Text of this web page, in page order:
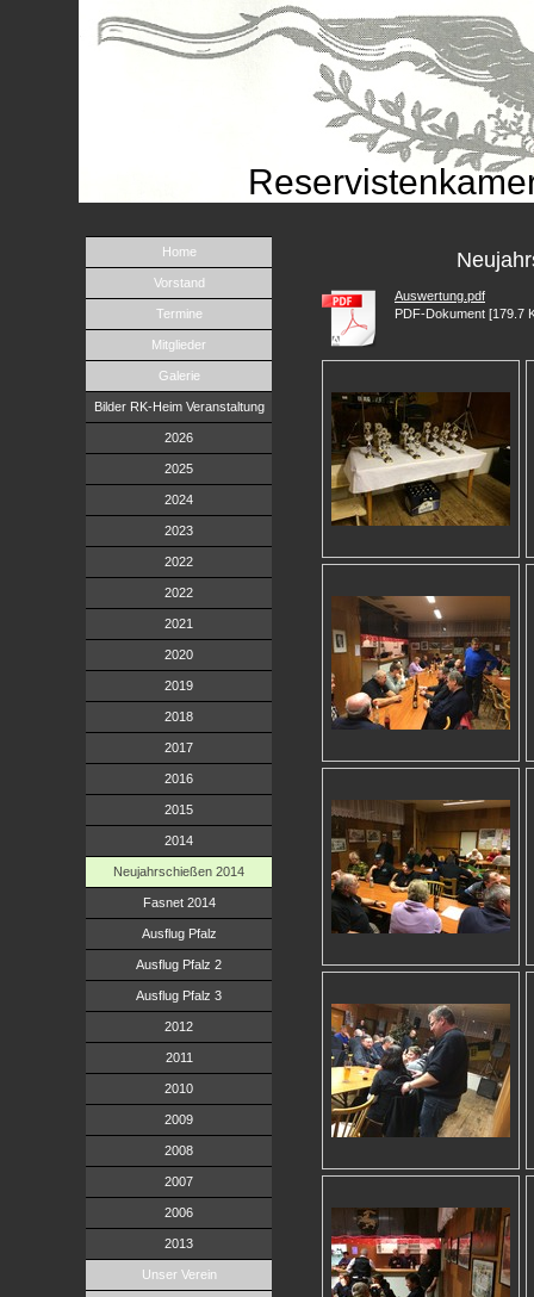
Home
Vorstand
Termine
Mitglieder
Galerie
Bilder RK-Heim Veranstaltung
2026
2025
2024
2023
2022
2022
2021
2020
2019
2018
2017
2016
2015
2014
Neujahrschießen 2014
Fasnet 2014
Ausflug Pfalz
Ausflug Pfalz 2
Ausflug Pfalz 3
2012
2011
2010
2009
2008
2007
2006
2013
Unser Verein
Auswertung.pdf
PDF-Dokument [179.7